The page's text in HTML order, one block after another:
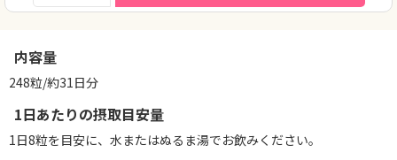
内容量
248粒/約31日分
1日あたりの摂取目安量
1日8粒を目安に、水またはぬるま湯でお飲みください。